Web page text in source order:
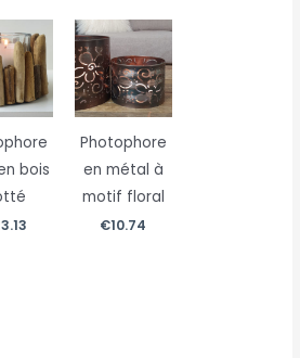
bois
Photophore
en métal à
motif floral
€10.74